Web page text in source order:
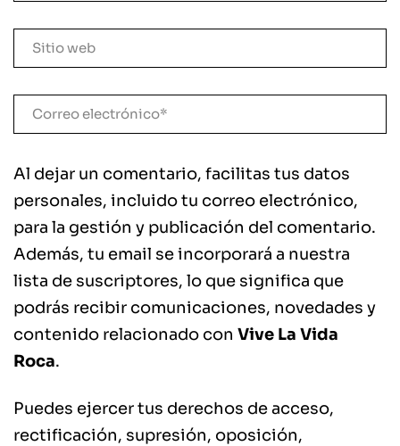
Al dejar un comentario, facilitas tus datos
personales, incluido tu correo electrónico,
para la gestión y publicación del comentario.
Además, tu email se incorporará a nuestra
lista de suscriptores, lo que significa que
podrás recibir comunicaciones, novedades y
contenido relacionado con Vive La Vida
Roca.
Puedes ejercer tus derechos de acceso,
rectificación, supresión, oposición,